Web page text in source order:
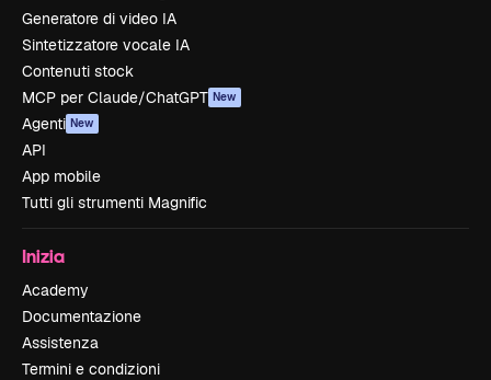
Generatore di video IA
Sintetizzatore vocale IA
Contenuti stock
MCP per Claude/ChatGPT New
Agenti New
API
App mobile
Tutti gli strumenti Magnific
Inizia
Academy
Documentazione
Assistenza
Termini e condizioni